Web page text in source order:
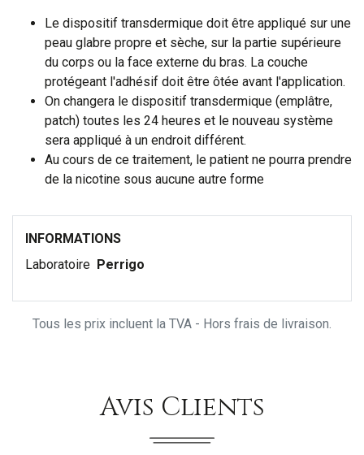
Le dispositif transdermique doit être appliqué sur une
peau glabre propre et sèche, sur la partie supérieure
du corps ou la face externe du bras. La couche
protégeant l'adhésif doit être ôtée avant l'application.
On changera le dispositif transdermique (emplâtre,
patch) toutes les 24 heures et le nouveau système
sera appliqué à un endroit différent.
Au cours de ce traitement, le patient ne pourra prendre
de la nicotine sous aucune autre forme
INFORMATIONS
Laboratoire Perrigo
Tous les prix incluent la TVA - Hors frais de livraison.
Avis Clients